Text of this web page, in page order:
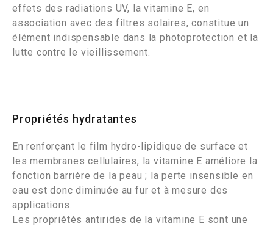
effets des radiations UV, la vitamine E, en
association avec des filtres solaires, constitue un
élément indispensable dans la photoprotection et la
lutte contre le vieillissement.
Propriétés hydratantes
En renforçant le film hydro-lipidique de surface et
les membranes cellulaires, la vitamine E améliore la
fonction barrière de la peau ; la perte insensible en
eau est donc diminuée au fur et à mesure des
applications.
Les propriétés antirides de la vitamine E sont une